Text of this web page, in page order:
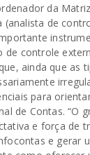
da
(analista de
de controle
ainda que as
para
de Contas. “O
e força de
e gerar